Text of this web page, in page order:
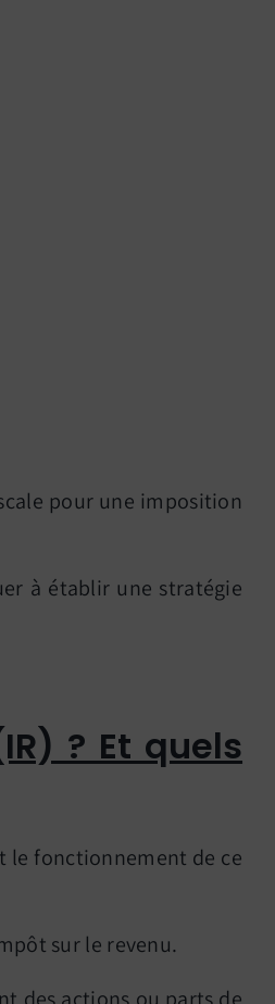
pour une imposition
à établir une stratégie
? Et quels
le fonctionnement de ce
sur le revenu.